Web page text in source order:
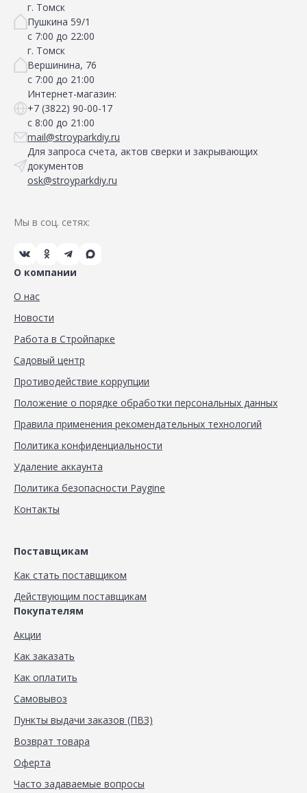
г. Томск
Пушкина 59/1
с 7:00 до 22:00
г. Томск
Вершинина, 76
с 7:00 до 21:00
Интернет-магазин:
+7 (3822) 90-00-17
с 8:00 до 21:00
mail@stroyparkdiy.ru
Для запроса счета, актов сверки и закрывающих
документов
osk@stroyparkdiy.ru
Мы в соц. сетях:
О компании
О нас
Новости
Работа в Стройпарке
Садовый центр
Противодействие коррупции
Положение о порядке обработки персональных данных
Правила применения рекомендательных технологий
Политика конфиденциальности
Удаление аккаунта
Политика безопасности Paygine
Контакты
Поставщикам
Как стать поставщиком
Действующим поставщикам
Покупателям
Акции
Как заказать
Как оплатить
Самовывоз
Пункты выдачи заказов (ПВЗ)
Возврат товара
Оферта
Часто задаваемые вопросы